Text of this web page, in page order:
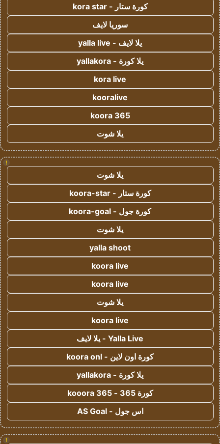
كورة ستار - kora star
سوريا لايف
يلا لايف - yalla live
يلا كورة - yallakora
kora live
kooralive
koora 365
يلا شوت
!
يلا شوت
كورة ستار - koora-star
كورة جول - koora-goal
يلا شوت
yalla shoot
koora live
koora live
يلا شوت
koora live
Yalla Live - يلا لايف
كورة اون لاين - koora onl
يلا كورة - yallakora
كورة 365 - kooora 365
اس جول - AS Goal
!